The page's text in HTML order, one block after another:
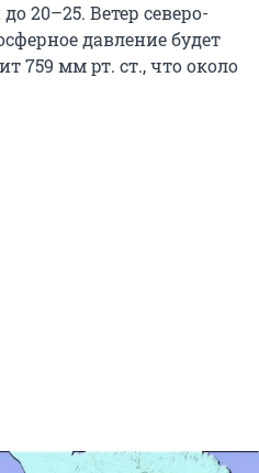
20–25. Ветер северо-
давление будет
759 мм рт. ст., что около